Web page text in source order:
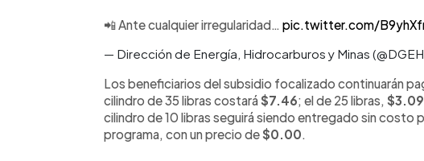
📲 Ante cualquier irregularidad… pic.twitter.com/
— Dirección de Energía, Hidrocarburos y Minas
Los beneficiarios del subsidio focalizado continuarán
cilindro de 35 libras costará $7.46; el de 25 libras, $3.09
cilindro de 10 libras seguirá siendo entregado sin costo
programa, con un precio de $0.00.